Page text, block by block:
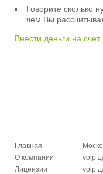
Говорите сколько
чем Вы
Внести деньги на
Главная
О компании
Лицензии
voip
voip